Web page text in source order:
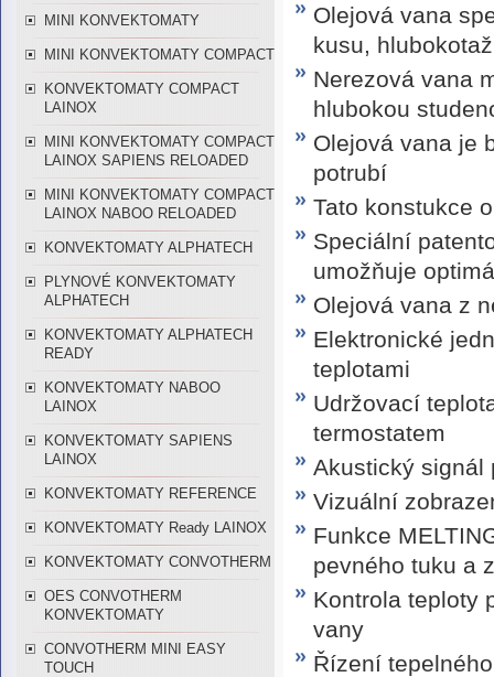
MINI KONVEKTOMATY
MINI KONVEKTOMATY COMPACT
KONVEKTOMATY COMPACT
LAINOX
MINI KONVEKTOMATY COMPACT
LAINOX SAPIENS RELOADED
MINI KONVEKTOMATY COMPACT
LAINOX NABOO RELOADED
KONVEKTOMATY ALPHATECH
PLYNOVÉ KONVEKTOMATY
ALPHATECH
KONVEKTOMATY ALPHATECH
READY
KONVEKTOMATY NABOO
LAINOX
KONVEKTOMATY SAPIENS
LAINOX
KONVEKTOMATY REFERENCE
KONVEKTOMATY Ready LAINOX
KONVEKTOMATY CONVOTHERM
OES CONVOTHERM
KONVEKTOMATY
CONVOTHERM MINI EASY
TOUCH
Olejová vana
kusu,
Nerezová vana
hlubokou
Olejová vana je
potrubí
Tato konstukce
Speciální
umožňuje
Olejová vana z
Elektronické
teplotami
Udržovací
termostatem
Akustický signál
Vizuální
Funkce
pevného tuku a
Kontrola teploty
vany
Řízení